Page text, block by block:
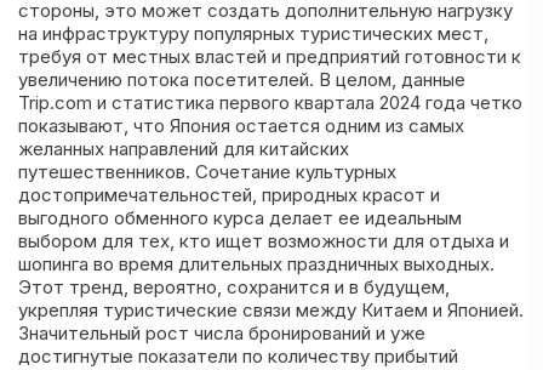
стороны, это может создать дополнительную нагрузку
на инфраструктуру популярных туристических мест,
требуя от местных властей и предприятий готовности к
увеличению потока посетителей. В целом, данные
Trip.com и статистика первого квартала 2024 года четко
показывают, что Япония остается одним из самых
желанных направлений для китайских
путешественников. Сочетание культурных
достопримечательностей, природных красот и
выгодного обменного курса делает ее идеальным
выбором для тех, кто ищет возможности для отдыха и
шопинга во время длительных праздничных выходных.
Этот тренд, вероятно, сохранится и в будущем,
укрепляя туристические связи между Китаем и Японией.
Значительный рост числа бронирований и уже
достигнутые показатели по количеству прибытий